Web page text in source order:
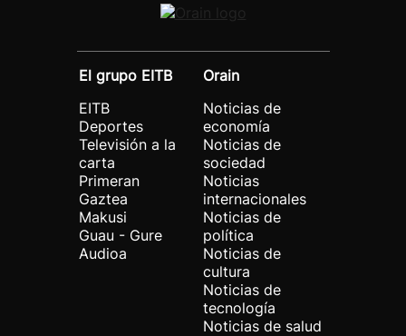
El grupo EITB
EITB
Deportes
Televisión a la
carta
Primeran
Gaztea
Makusi
Guau - Gure
Audioa
Orain
Noticias de
economía
Noticias de
sociedad
Noticias
internacionales
Noticias de
política
Noticias de
cultura
Noticias de
tecnología
Noticias de salud